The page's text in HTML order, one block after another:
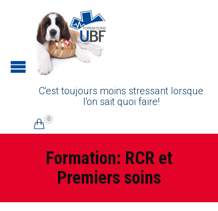
C'est toujours moins stressant lorsque
l'on sait quoi faire!
 0
Formation: RCR et
Premiers soins